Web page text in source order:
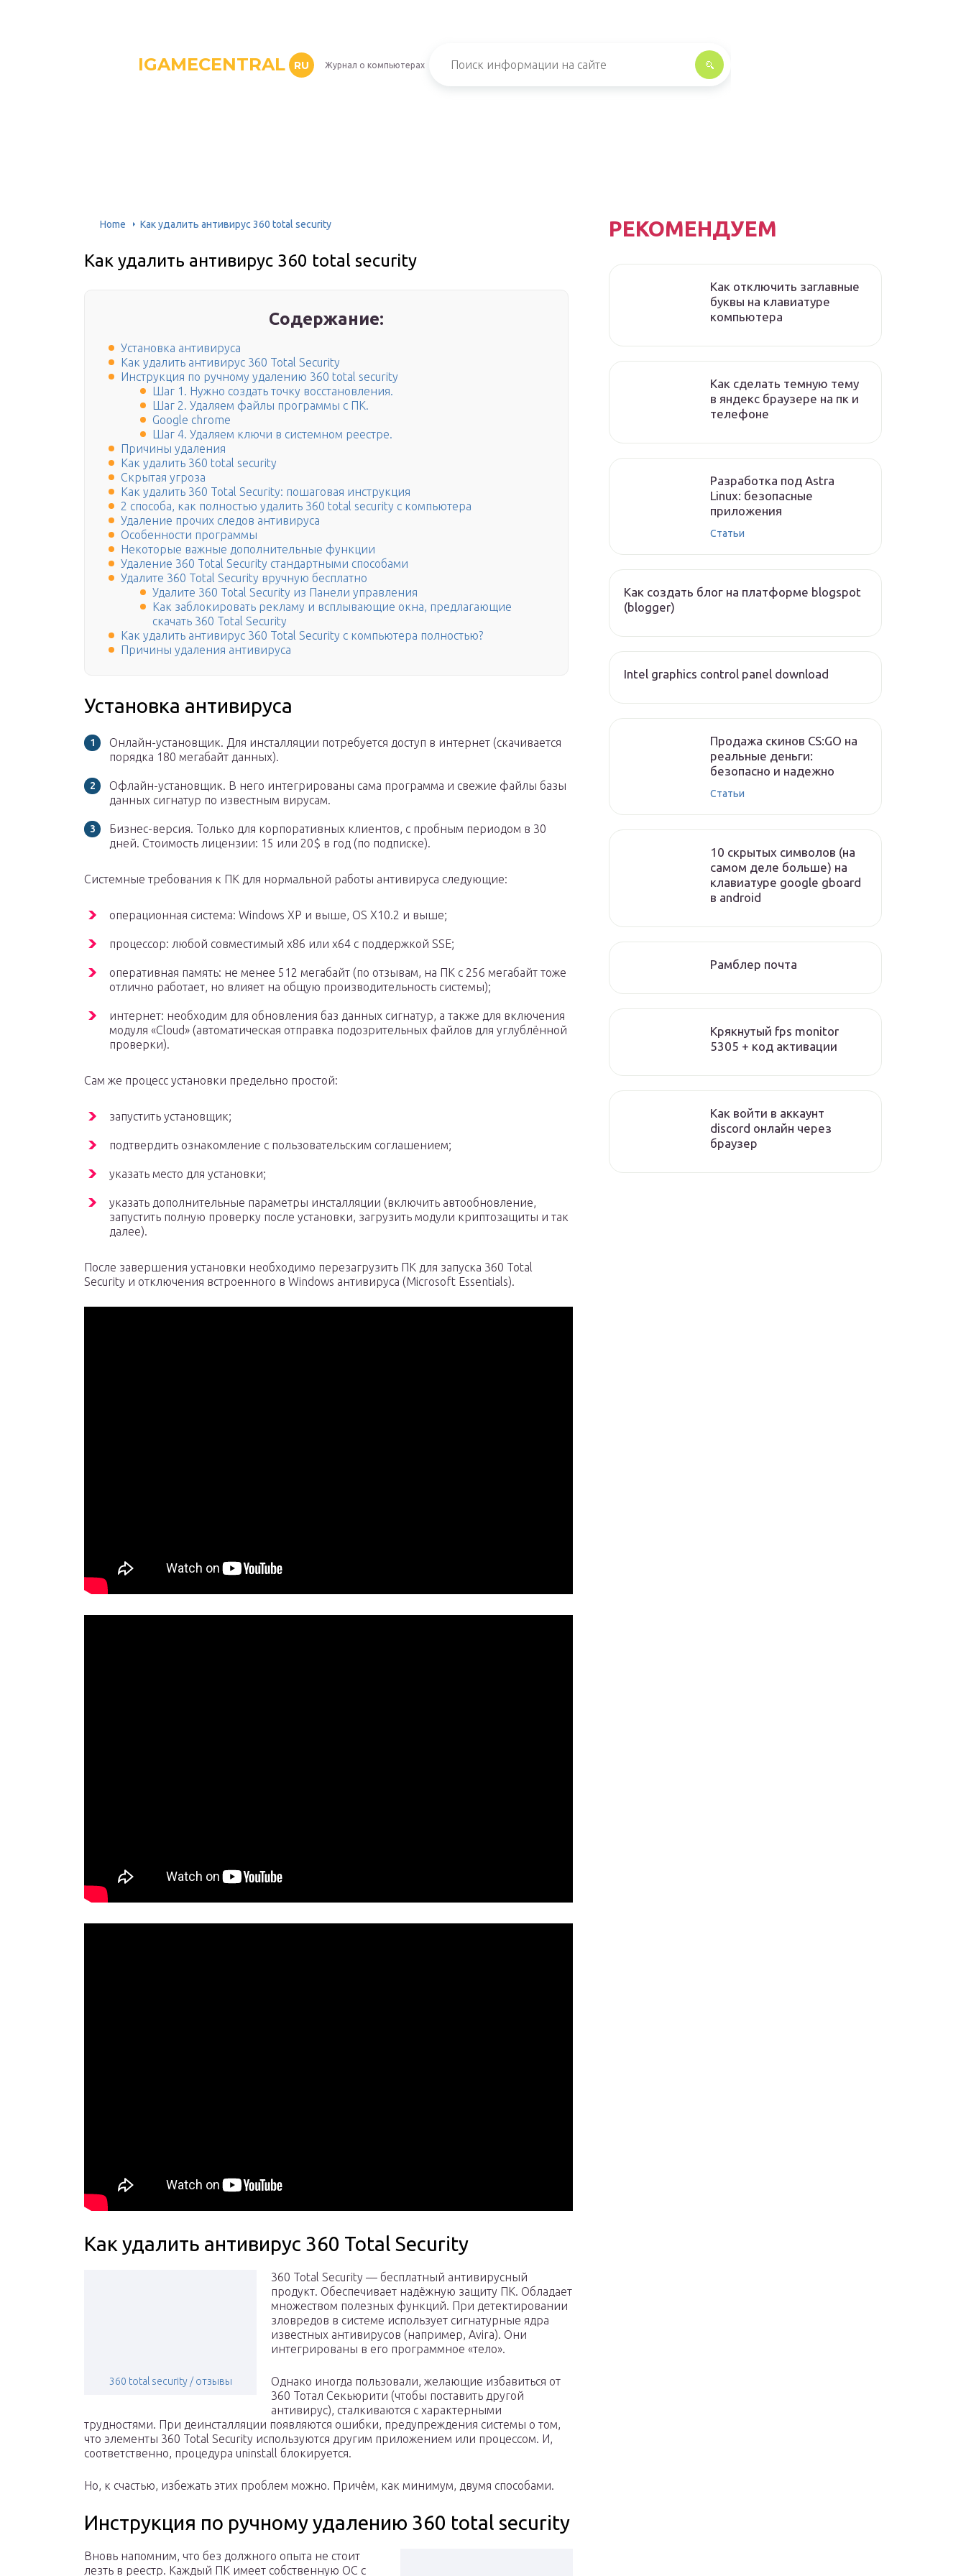
IGAMECENTRAL RU Журнал о компьютерах
Home Как удалить антивирус 360 total security
Как удалить антивирус 360 total security
Содержание:
Установка антивируса
Как удалить антивирус 360 Total Security
Инструкция по ручному удалению 360 total security
Шаг 1. Нужно создать точку восстановления.
Шаг 2. Удаляем файлы программы с ПК.
Google chrome
Шаг 4. Удаляем ключи в системном реестре.
Причины удаления
Как удалить 360 total security
Скрытая угроза
Как удалить 360 Total Security: пошаговая инструкция
2 способа, как полностью удалить 360 total security с компьютера
Удаление прочих следов антивируса
Особенности программы
Некоторые важные дополнительные функции
Удаление 360 Total Security стандартными способами
Удалите 360 Total Security вручную бесплатно
Удалите 360 Total Security из Панели управления
Как заблокировать рекламу и всплывающие окна, предлагающие
скачать 360 Total Security
Как удалить антивирус 360 Total Security с компьютера полностью?
Причины удаления антивируса
Установка антивируса
Онлайн-установщик. Для инсталляции потребуется доступ в интернет (скачивается
порядка 180 мегабайт данных).
Офлайн-установщик. В него интегрированы сама программа и свежие файлы базы
данных сигнатур по известным вирусам.
Бизнес-версия. Только для корпоративных клиентов, с пробным периодом в 30
дней. Стоимость лицензии: 15 или 20$ в год (по подписке).
Системные требования к ПК для нормальной работы антивируса следующие:
операционная система: Windows XP и выше, OS X10.2 и выше;
процессор: любой совместимый x86 или x64 с поддержкой SSE;
оперативная память: не менее 512 мегабайт (по отзывам, на ПК с 256 мегабайт тоже
отлично работает, но влияет на общую производительность системы);
интернет: необходим для обновления баз данных сигнатур, а также для включения
модуля «Cloud» (автоматическая отправка подозрительных файлов для углублённой
проверки).
Сам же процесс установки предельно простой:
запустить установщик;
подтвердить ознакомление с пользовательским соглашением;
указать место для установки;
указать дополнительные параметры инсталляции (включить автообновление,
запустить полную проверку после установки, загрузить модули криптозащиты и так
далее).
После завершения установки необходимо перезагрузить ПК для запуска 360 Total
Security и отключения встроенного в Windows антивируса (Microsoft Essentials).
Как удалить антивирус 360 Total Security
360 total security / отзывы
360 Total Security — бесплатный антивирусный
продукт. Обеспечивает надёжную защиту ПК. Обладает
множеством полезных функций. При детектировании
зловредов в системе использует сигнатурные ядра
известных антивирусов (например, Avira). Они
интегрированы в его программное «тело».
Однако иногда пользовали, желающие избавиться от
360 Тотал Секьюрити (чтобы поставить другой
антивирус), сталкиваются с характерными
трудностями. При деинсталляции появляются ошибки, предупреждения системы о том,
что элементы 360 Total Security используются другим приложением или процессом. И,
соответственно, процедура uninstall блокируется.
Но, к счастью, избежать этих проблем можно. Причём, как минимум, двумя способами.
Инструкция по ручному удалению 360 total security
Вновь напомним, что без должного опыта не стоит
лезть в реестр. Каждый ПК имеет собственную ОС с
РЕКОМЕНДУЕМ
Как отключить заглавные
буквы на клавиатуре
компьютера
Как сделать темную тему
в яндекс браузере на пк и
телефоне
Разработка под Astra
Linux: безопасные
приложения
Статьи
Как создать блог на платформе blogspot
(blogger)
Intel graphics control panel download
Продажа скинов CS:GO на
реальные деньги:
безопасно и надежно
Статьи
10 скрытых символов (на
самом деле больше) на
клавиатуре google gboard
в android
Рамблер почта
Крякнутый fps monitor
5305 + код активации
Как войти в аккаунт
discord онлайн через
браузер